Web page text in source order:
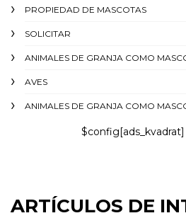
PROPIEDAD DE MASCOTAS
SOLICITAR
ANIMALES DE GRANJA COMO
AVES
ANIMALES DE GRANJA COMO
ARTÍCULOS DE